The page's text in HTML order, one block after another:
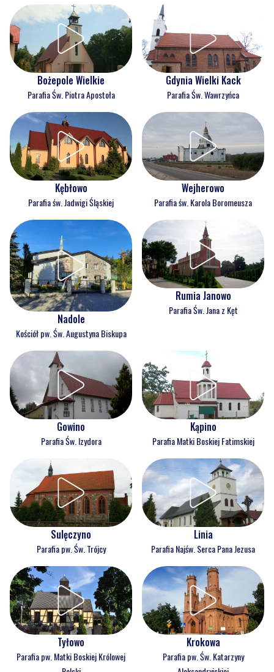
Bożepole Wielkie
Parafia Św. Piotra Apostoła
Gdynia Wielki Kack
Parafia Św. Wawrzyńca
Kębłowo
Parafia św. Jadwigi Śląskiej
Wejherowo
Parafia św. Karola Boromeusza
Nadole
Kościół pw. Św. Augustyna Biskupa
Rumia Janowo
Parafia Św. Jana z Kęt
Gowino
Parafia Św. Izydora
Kąpino
Parafia Matki Boskiej Fatimskiej
Sulęczyno
Parafia pw. Św. Trójcy
Linia
Parafia Najśw. Serca Pana Jezusa
Tyłowo
Parafia pw. Matki Boskiej Królowej
Krokowa
Parafia pw. Św. Katarzyny